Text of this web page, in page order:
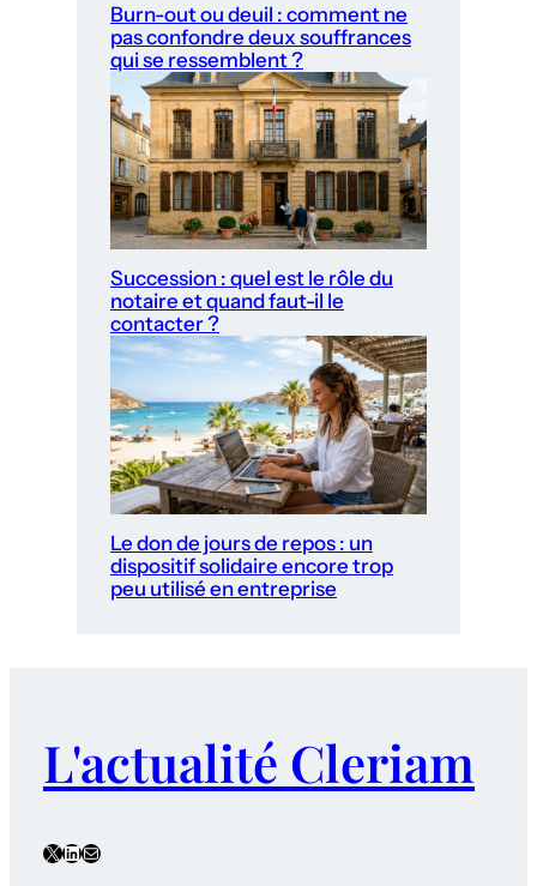
Burn-out ou deuil : comment ne
pas confondre deux souffrances
qui se ressemblent ?
Succession : quel est le rôle du
notaire et quand faut-il le
contacter ?
Le don de jours de repos : un
dispositif solidaire encore trop
peu utilisé en entreprise
L'actualité Cleriam
X LinkedIn
E-mail